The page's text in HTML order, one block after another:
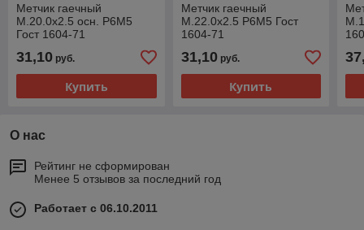
Метчик гаечный
М.20.0х2.5 осн. Р6М5
Гост 1604-71
31,10 руб.
Купить
Метчик гаечный
М.22.0х2.5 Р6М5 Гост
1604-71
31,10руб.
Купить
О нас
Рейтинг не сформирован
Менее 5 отзывов за последний год
Работает с 06.10.2011